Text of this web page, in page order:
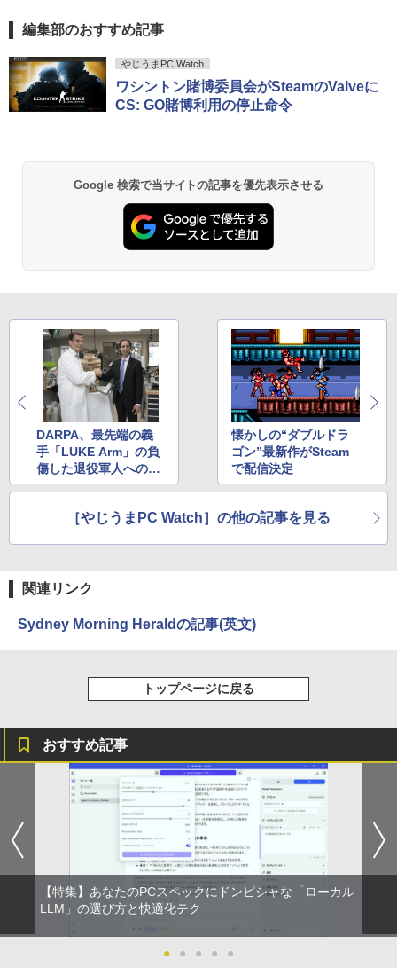
5
超軽量980g ノートパソコンSONY VAIO
G1メモリ8GB 秒速起動SSD最大1TB 14
型FHD1920*1080高解像度 カメラ内蔵 ノ
ートパソコン Windows11Proオフィス付
き 5GWIFI Bluetooth 最新MicrosoftOff
ルHD 1080P 100%sRGB 400cd/m? 光沢
IPS パネル 色鮮やか 265g 超軽量 Type-
ディスプレイ ミニPC対応 3年保証 EVICI
V
￥10,999
by Amazon 天然水 ラベルレス 500ml ×24本
ウォーター ペットボトル 静岡県産 500ミリリ
ットル (Smart Basic)
【Amazon.co.jp限定】 い・ろ・は・す 2L P
ET ラベルレス ×8本
￥1,112
￥1,117
by Amazon 炭酸水 ラベルレス 500ml ×24本
強炭酸水 ペットボトル 500ミリリットル (Sm
art Basic)
￥1,625
【Amazon.co.jp限定】 伊藤園 磨かれて、澄
みきった日本の水 2L 8本 ラベルレス [ ケース
薬屋のひとりごと 17巻 (デジタル版ビッグガ
￥770
エース)
￥832
￥594
HUNTER×HUNTER モノクロ版 39 (ジャンプ
コミックスDIGITAL)
￥572
版ビッグガンガンコミックス)
編集部のおすすめ記事
やじうまPC Watch
ワシントン賭博委員会がSteamのValveに
CS: GO賭博利用の停止命令
Google 検索で当サイトの記事を優先表示させる
DARPA、最先端の義
手「LUKE Arm」の負
傷した退役軍人への供
給を発表
懐かしの“ダブルドラ
ゴン”最新作がSteam
で配信決定
［やじうまPC Watch］の他の記事を見る
関連リンク
Sydney Morning Heraldの記事(英文)
トップページに戻る
おすすめ記事
【特集】あなたのPCスペックにドンピシャな「ローカル
LLM」の選び方と快適化テク
● ● ● ● ●